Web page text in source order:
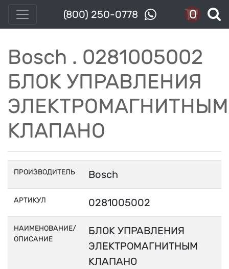
(800) 250-0778 0
Bosch . 0281005002
БЛОК УПРАВЛЕНИЯ
ЭЛЕКТРОМАГНИТНЫМ
КЛАПАНО
ПРОИЗВОДИТЕЛЬ Bosch
АРТИКУЛ 0281005002
НАИМЕНОВАНИЕ/
ОПИСАНИЕ
БЛОК УПРАВЛЕНИЯ
ЭЛЕКТРОМАГНИТНЫМ
КЛАПАНО